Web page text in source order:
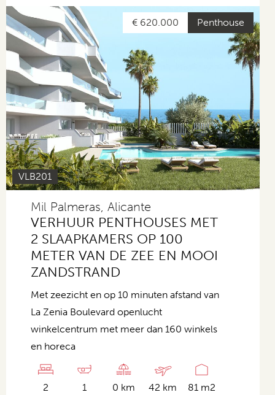
Penthouse
€ 620.000
VLB201
Mil Palmeras, Alicante
VERHUUR PENTHOUSES MET
2 SLAAPKAMERS OP 100
METER VAN DE ZEE EN MOOI
ZANDSTRAND
Met zeezicht en op 10 minuten afstand van
La Zenia Boulevard openlucht
winkelcentrum met meer dan 160 winkels
en horeca
2 1 0 km 42 km 81 m2